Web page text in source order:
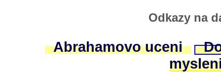
Odkazy na
Abrahamovo uceni